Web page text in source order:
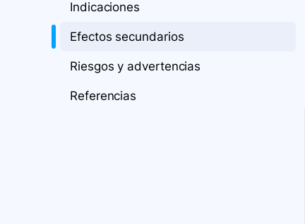
Indicaciones
Efectos secundarios
Riesgos y advertencias
Referencias